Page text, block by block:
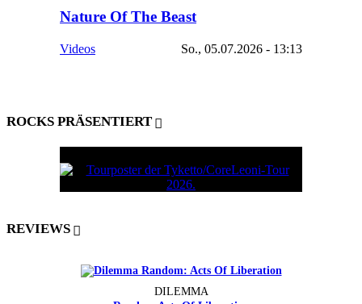
Nature Of The Beast
Videos So., 05.07.2026 - 13:13
ROCKS PRÄSENTIERT
REVIEWS
DILEMMA